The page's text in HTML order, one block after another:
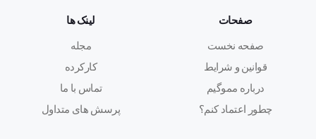
مشخصات فنی
نوع اتصال
باسیم
صفحات
صفحه نخست
قوانین و شرایط
درباره مموگیم
چطور اعتماد کنم؟
لینک ها
مجله
کارکرده
تماس با ما
پرسش های متداول